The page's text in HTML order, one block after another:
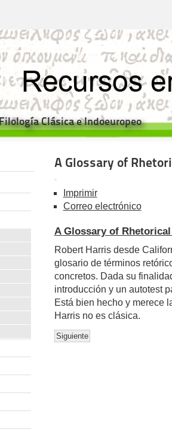
Clásica e Indoeuropeo
A Glossary of
Imprimir
Correo electrónico
A Glossary of
Robert Harris desde
glosario de términos
concretos. Dada su
introducción y un autotest
Está bien hecho y merece
Harris no es clásica.
Siguiente